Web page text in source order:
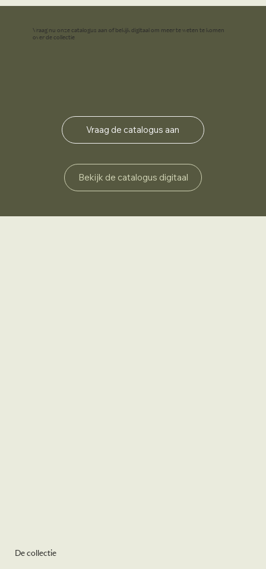
De collectie
Bekijk de catalogus digitaal
Vraag nu onze catalogus aan of bekijk digitaal om meer te weten te komen
over de collectie
Vraag de catalogus aan